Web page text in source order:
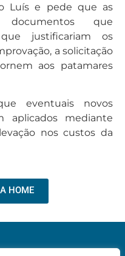
Luís e pede que as
documentos que
justificariam os
a solicitação
aos patamares
eventuais novos
aplicados mediante
nos custos da
HOME